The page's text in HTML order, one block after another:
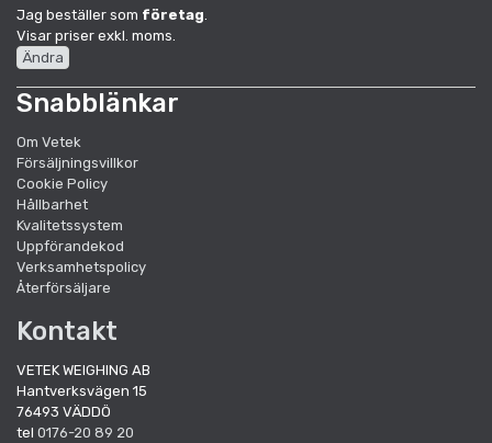
Jag beställer som företag
Visar priser exkl. moms.
Ändra
Snabblänkar
Om Vetek
Försäljningsvillkor
Cookie Policy
Hållbarhet
Kvalitetssystem
Uppförandekod
Verksamhetspolicy
Återförsäljare
Kontakt
VETEK WEIGHING AB
Hantverksvägen 15
76493 VÄDDÖ
tel 0176-20 89 20